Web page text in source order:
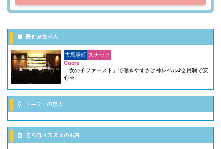
最近みた求人
古馬場町 スナック
Cuore
「女の子ファースト」で働きやすさは神レベル♪会員制で安
心☆
キープ中の求人
そら街オススメのお店